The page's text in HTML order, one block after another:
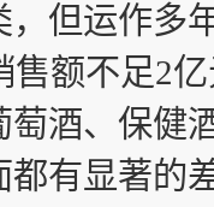
，但运作多
售额不足2
、保健
有显著的